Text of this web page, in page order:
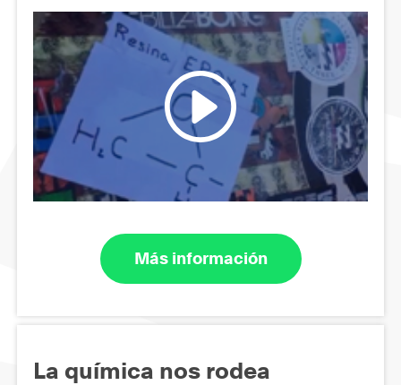
Más información
La química nos rodea